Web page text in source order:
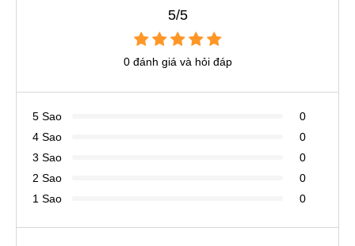
5/5
0 đánh giá và hỏi đáp
5 Sao
0
4 Sao
0
3 Sao
0
2 Sao
0
1 Sao
0